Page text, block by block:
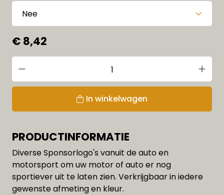
€ 8,42
In winkelwagen
PRODUCTINFORMATIE
Diverse Sponsorlogo's vanuit de auto en
motorsport om uw motor of auto er nog
sportiever uit te laten zien. Verkrijgbaar in iedere
gewenste afmeting en kleur.